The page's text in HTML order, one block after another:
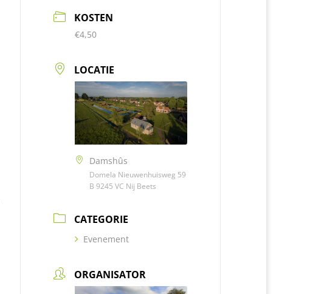
KOSTEN
€4,50
LOCATIE
Damshûs
Domela Nieuwenhuisweg 59
B 9245 VC Nij Beets
CATEGORIE
Evenement
ORGANISATOR